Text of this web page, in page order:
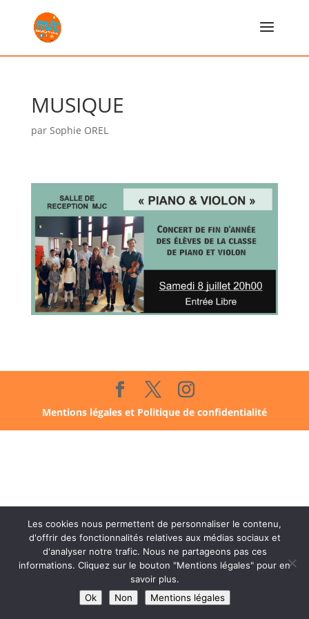
MUSIQUE
par Sophie OREL
Mentions légales et Politique de confidentialité
Les cookies nous permettent de personnaliser le contenu,
d'offrir des fonctionnalités relatives aux médias sociaux et
d'analyser notre trafic. Nous ne partageons pas ces
informations. Cliquez sur le bouton "Mentions légales" pour en
savoir plus.
Ok
Non Mentions légales